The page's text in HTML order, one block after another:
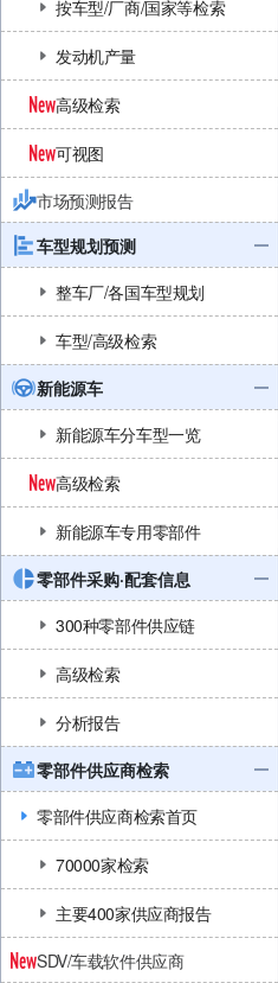
按车型/厂商/国家等检索
发动机产量
高级检索
可视图
市场预测报告
车型规划预测
整车厂/各国车型规划
车型/高级检索
新能源车
新能源车分车型一览
高级检索
新能源车专用零部件
零部件采购·配套信息
300种零部件供应链
高级检索
分析报告
零部件供应商检索
零部件供应商检索首页
70000家检索
主要400家供应商报告
SDV/车载软件供应商